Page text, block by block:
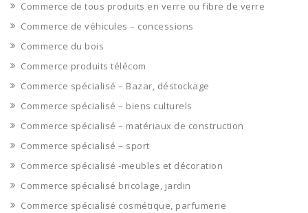
Commerce de tous produits en verre ou fibre de verre
Commerce de véhicules – concessions
Commerce du bois
Commerce produits télécom
Commerce spécialisé – Bazar, déstockage
Commerce spécialisé – biens culturels
Commerce spécialisé – matériaux de construction
Commerce spécialisé – sport
Commerce spécialisé -meubles et décoration
Commerce spécialisé bricolage, jardin
Commerce spécialisé cosmétique, parfumerie